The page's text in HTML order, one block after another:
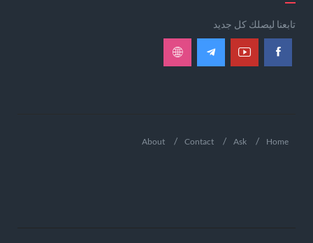
تابعنا ليصلك كل جديد
Home
Ask
Contact
About